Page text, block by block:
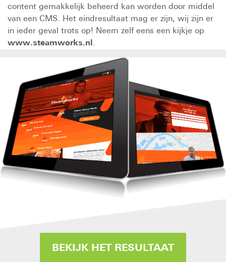
content gemakkelijk beheerd kan worden door middel
van een CMS. Het eindresultaat mag er zijn, wij zijn er
in ieder geval trots op! Neem zelf eens een kijkje op
www.steamworks.nl.
BEKIJK HET RESULTAAT